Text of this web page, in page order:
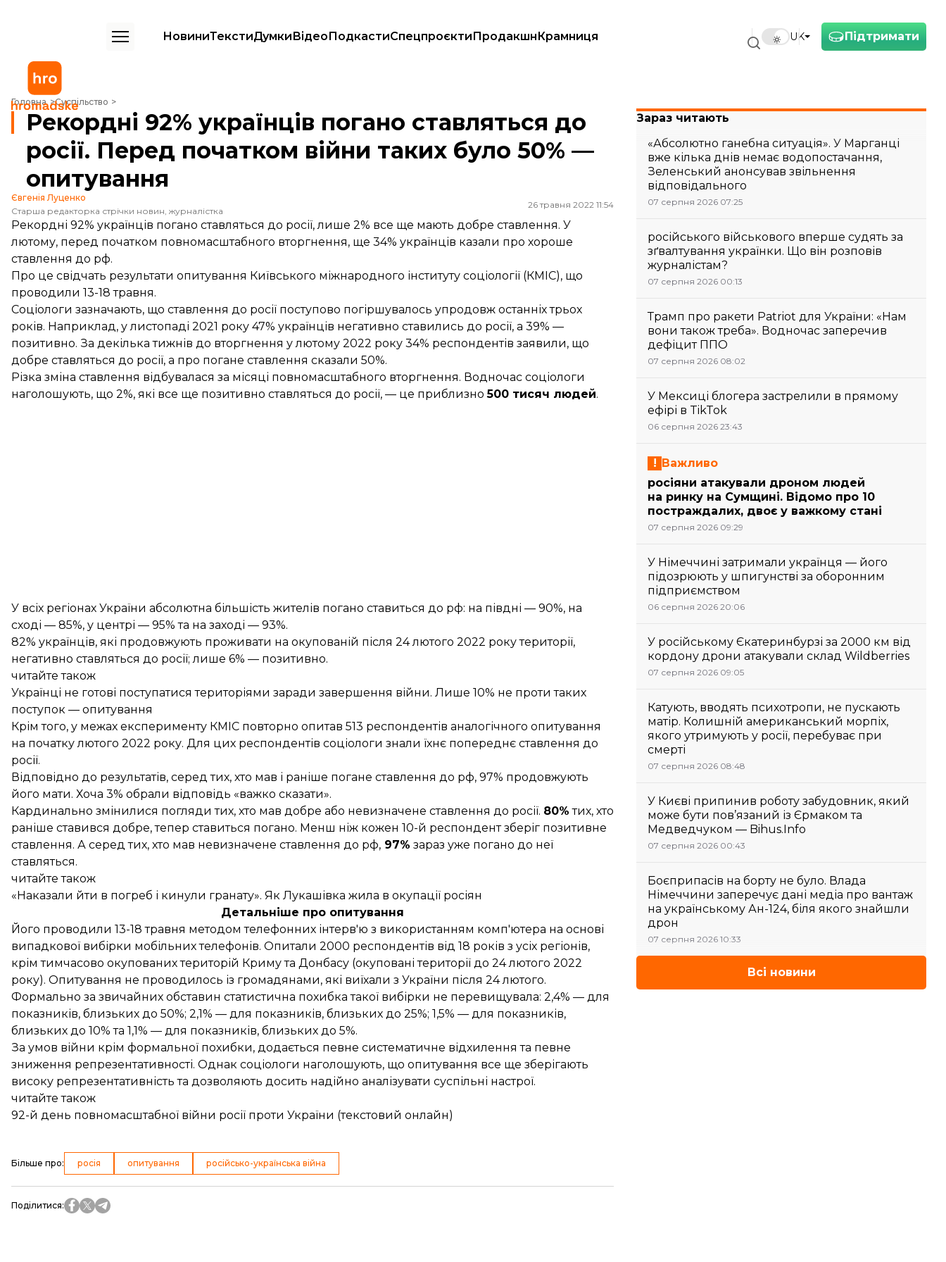
Підтримати
UK
НовиниТекстиДумкиВідеоПодкастиСпецпроєктиПродакшнКрамниця
Головна Суспільство
Рекордні 92% українців погано ставляться до росії. Перед початком війни таких було 50% — опитування
Рекордні 92% українців погано ставляться до
росії. Перед початком війни таких було 50% —
опитування
Євгенія Луценко
Старша редакторка стрічки новин, журналістка
26 травня 2022 11:54
Рекордні 92% українців погано ставляться до росії, лише 2% все ще мають добре ставлення. У
лютому, перед початком повномасштабного вторгнення, ще 34% українців казали про хороше
ставлення до рф.
Про це свідчать результати опитування Київського міжнародного інституту соціології (КМІС), що
проводили 13-18 травня.
Соціологи зазначають, що ставлення до росії поступово погіршувалось упродовж останніх трьох
років. Наприклад, улистопаді 2021 року 47% українців негативно ставились до росії, а 39% —
позитивно. За декілька тижнів до вторгнення улютому 2022 року 34% респондентів заявили, що
добре ставляться до росії, а про погане ставлення сказали 50%.
Різка зміна ставлення відбувалася за місяці повномасштабного вторгнення. Водночас соціологи
наголошують, що 2%, які все ще позитивно ставляться до росії, — це приблизно500 тисяч людей.
У всіх регіонах України абсолютна більшість жителів погано ставиться до рф: на півдні — 90%, на
сході — 85%, у центрі — 95% та на заході — 93%.
82% українців, які продовжують проживати на окупованій після 24 лютого 2022 року території,
негативно ставляться до росії; лише 6% — позитивно.
читайте також
Українці не готові поступатися територіями заради завершення війни. Лише 10% не проти таких
поступок — опитування
Крім того, у межах експерименту КМІС повторно опитав 513 респондентів аналогічного опитування
на початку лютого 2022 року. Для цих респондентів соціологи знали їхнє попереднє ставлення до
росії.
Відповідно до результатів, серед тих, хто мав і раніше погане ставлення до рф, 97% продовжують
його мати. Хоча 3% обрали відповідь «важко сказати».
Кардинально змінилися погляди тих, хто мав добре або невизначене ставлення до росії. 80% тих, хто
раніше ставився добре, тепер ставиться погано. Менш ніж кожен 10-й респондент зберіг позитивне
ставлення. А серед тих, хто мав невизначене ставлення до рф, 97% зараз уже погано до неї
ставляться.
читайте також
«Наказали йти в погреб і кинули гранату». Як Лукашівка жила в окупації росіян
Детальніше про опитування
Його проводили 13-18 травня методом телефонних інтерв'ю з використанням комп'ютера на основі
випадкової вибірки мобільних телефонів. Опитали 2000 респондентів від 18 років з усіх регіонів,
крім тимчасово окупованих територій Криму та Донбасу (окуповані території до 24 лютого 2022
року). Опитування не проводилось із громадянами, які виїхали з України після 24 лютого.
Формально за звичайних обставин статистична похибка такої вибірки не перевищувала: 2,4% — для
показників, близьких до 50%; 2,1% — для показників, близьких до 25%; 1,5% — для показників,
близьких до 10% та 1,1% — для показників, близьких до 5%.
За умов війни крім формальної похибки, додається певне систематичне відхилення та певне
зниження репрезентативності. Однак соціологи наголошують, що опитування все ще зберігають
високу репрезентативність та дозволяють досить надійно аналізувати суспільні настрої.
читайте також
92-й день повномасштабної війни росії проти України (текстовий онлайн)
Більше про: росія опитування російсько-українська війна
Поділитися:
Зараз читають
«Абсолютно ганебна ситуація». У Марганці
вже кілька днів немає водопостачання,
Зеленський анонсував звільнення
відповідального
07 серпня 2026 07:25
російського військового вперше судять за
зґвалтування українки. Що він розповів
журналістам?
07 серпня 2026 00:13
Трамп про ракети Patriot для України: «Нам
вони також треба». Водночас заперечив
дефіцит ППО
07 серпня 2026 08:02
У Мексиці блогера застрелили в прямому
ефірі в TikTok
06 серпня 2026 23:43
Важливо
росіяни атакували дроном людей
на ринку на Сумщині. Відомо про 10
постраждалих, двоє у важкому стані
07 серпня 2026 09:29
У Німеччині затримали українця — його
підозрюють у шпигунстві за оборонним
підприємством
06 серпня 2026 20:06
У російському Єкатеринбурзі за 2000 км від
кордону дрони атакували склад Wildberries
07 серпня 2026 09:05
Катують, вводять психотропи, не пускають
матір. Колишній американський морпіх,
якого утримують у росії, перебуває при
смерті
07 серпня 2026 08:48
У Києві припинив роботу забудовник, який
може бути пов’язаний із Єрмаком та
Медведчуком — Bihus.Info
07 серпня 2026 00:43
Боєприпасів на борту не було. Влада
Німеччини заперечує дані медіа про вантаж
на українському Ан-124, біля якого знайшли
дрон
07 серпня 2026 10:33
Всі новини